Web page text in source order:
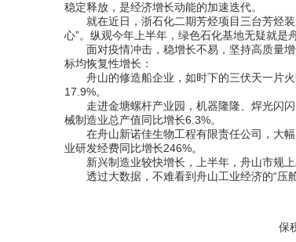
稳定释放，是经济增长动能的加速迭代。
就在近日，浙石化二期芳烃项目三台芳烃装
心”。纵观今年上半年，绿色石化基地无疑就是
面对疫情冲击，稳增长不易，坚持高质量增
标均恢复性增长：
舟山的修造船企业，如时下的三伏天一片火
17.9%。
走进金塘螺杆产业园，机器隆隆、焊光闪闪
械制造业总产值同比增长6.3%。
在舟山新诺佳生物工程有限责任公司，大幅
业研发经费同比增长246%。
新兴制造业较快增长，上半年，舟山市规上
透过大数据，不难看到舟山工业经济的“压舱
保税